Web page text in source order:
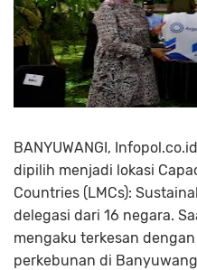
BANYUWANGI,
dipilih menjadi lokasi
Countries (LMCs):
delegasi dari 16 negara.
mengaku terkesan
perkebunan di